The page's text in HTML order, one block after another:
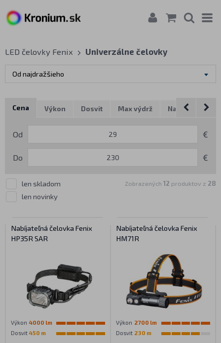
LED čelovky Fenix Univerzálne čelovky
Od najdražšieho
Cena Výkon Dosvit Max výdrž Napájanie
Od €
Do €
Zobrazených 12 produktov z 28
len skladom
len novinky
Nabíjateľná čelovka Fenix
HP35R SAR
Výkon 4000 lm
Dosvit 450 m
Nabíjateľná čelovka Fenix
HM71R
Výkon 2700 lm
Dosvit 230 m